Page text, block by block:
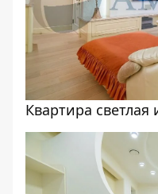
Квартира светлая